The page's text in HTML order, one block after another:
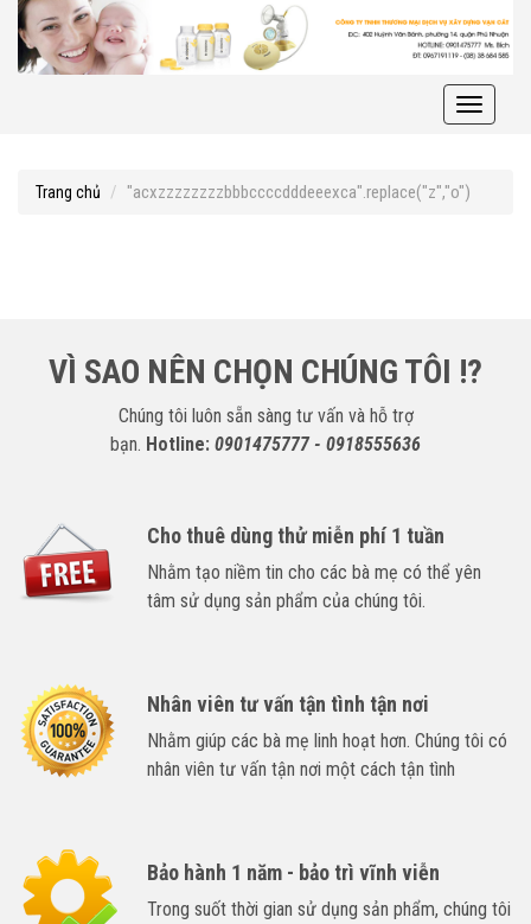
Toggle
Trang chủ "acxzzzzzzzzbbbccccdddeeexca".replace("z","o")
VÌ SAO NÊN CHỌN CHÚNG TÔI !?
Chúng tôi luôn sẵn sàng tư vấn và hỗ trợ
bạn. Hotline: 0901475777 - 0918555636
Cho thuê dùng thử miễn phí 1 tuần
Nhằm tạo niềm tin cho các bà mẹ có thể yên
tâm sử dụng sản phẩm của chúng tôi.
Nhân viên tư vấn tận tình tận nơi
Nhằm giúp các bà mẹ linh hoạt hơn. Chúng tôi có
nhân viên tư vấn tận nơi một cách tận tình
Bảo hành 1 năm - bảo trì vĩnh viễn
Trong suốt thời gian sử dụng sản phẩm, chúng tôi